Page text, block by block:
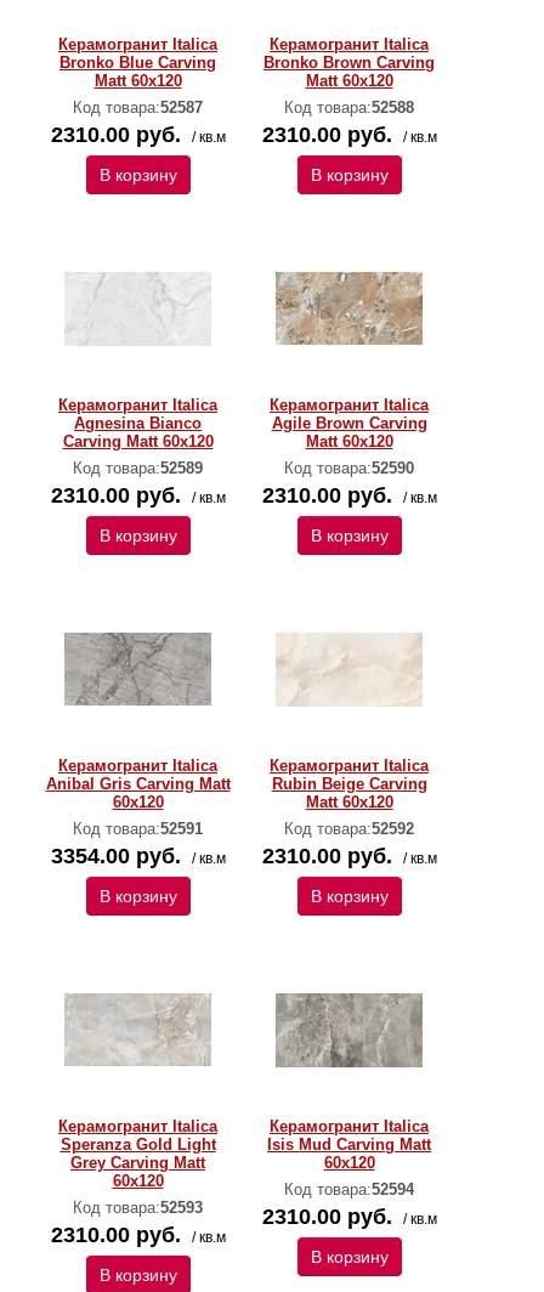
Керамогранит Italica
Bronko Blue Carving
Matt 60x120
Код товара:52587
2310.00 руб. / кв.м
В корзину
Керамогранит Italica
Bronko Brown Carving
Matt 60x120
Код товара:52588
2310.00 руб. / кв.м
В корзину
Керамогранит Italica
Agnesina Bianco
Carving Matt 60x120
Код товара:52589
2310.00 руб. / кв.м
В корзину
Керамогранит Italica
Agile Brown Carving
Matt 60x120
Код товара:52590
2310.00 руб. / кв.м
В корзину
Керамогранит Italica
Anibal Gris Carving Matt
60x120
Код товара:52591
3354.00 руб. / кв.м
В корзину
Керамогранит Italica
Rubin Beige Carving
Matt 60x120
Код товара:52592
2310.00 руб. / кв.м
В корзину
Керамогранит Italica
Speranza Gold Light
Grey Carving Matt
60x120
Код товара:52593
2310.00 руб. / кв.м
В корзину
Керамогранит Italica
Isis Mud Carving Matt
60x120
Код товара:52594
2310.00 руб. / кв.м
В корзину